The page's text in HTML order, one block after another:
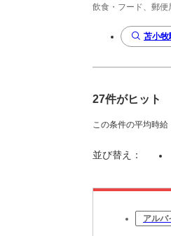
飲食・フード、郵便
苫小牧
27件がヒット
この条件の平均時
並び替え：
アルバ